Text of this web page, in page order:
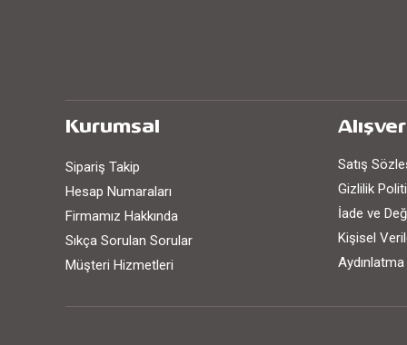
Kurumsal
Sipariş Takip
Hesap Numaraları
Firmamız Hakkında
Sıkça Sorulan Sorular
Müşteri Hizmetleri
Satış
Gizlilik
İade ve
Kişisel